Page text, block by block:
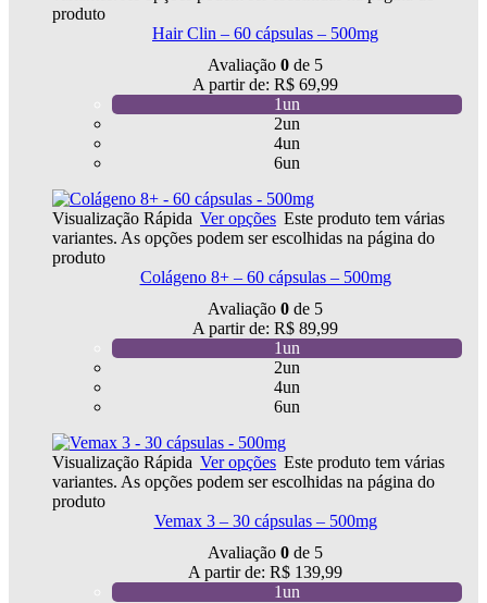
produto
Hair Clin – 60 cápsulas – 500mg
Avaliação 0 de 5
A partir de: R$ 69,99
1un
2un
4un
6un
Visualização Rápida Ver opções Este produto tem várias
variantes. As opções podem ser escolhidas na página do
produto
Colágeno 8+ – 60 cápsulas – 500mg
Avaliação 0 de 5
A partir de: R$ 89,99
1un
2un
4un
6un
Visualização Rápida Ver opções Este produto tem várias
variantes. As opções podem ser escolhidas na página do
produto
Vemax 3 – 30 cápsulas – 500mg
Avaliação 0 de 5
A partir de: R$ 139,99
1un